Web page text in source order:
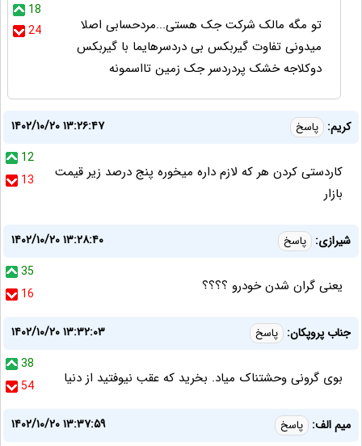
18
24
تو مگه مالک شرکت جک هستی...مردحسابی اصلا
میدونی تفاوت گیربکس بی دردسرهایما با گیربکس
دوکلاجه خشک پردردسر جک زمین تااسمونه
کریم: پاسخ
۱۴۰۲/۱۰/۲۰ ۱۳:۲۶:۴۷
12
13
کاردستی کردن هر که لازم داره میخوره پنج درصد زیر قیمت
بازار
شیرازی: پاسخ
۱۴۰۲/۱۰/۲۰ ۱۳:۲۸:۴۰
35
16
یعنی گران شدن خودرو ؟؟؟؟
جناب پروپکان: پاسخ
۱۴۰۲/۱۰/۲۰ ۱۳:۳۲:۰۳
38
54
بوی گرونی وحشتناک میاد. بخرید که عقب نیوفتید از دنیا
میم الف: پاسخ
۱۴۰۲/۱۰/۲۰ ۱۳:۳۷:۵۹